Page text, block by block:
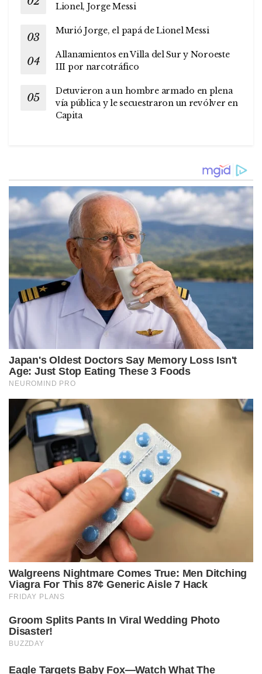
Lionel, Jorge Messi
Murió Jorge, el papá de Lionel Messi
Allanamientos en Villa del Sur y Noroeste
III por narcotráfico
Detuvieron a un hombre armado en plena
vía pública y le secuestraron un revólver en
Capita